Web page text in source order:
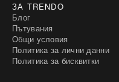
ЗА TRENDO
Блог
Пътувания
Общи условия
Политика за лични данни
Политика за бисквитки